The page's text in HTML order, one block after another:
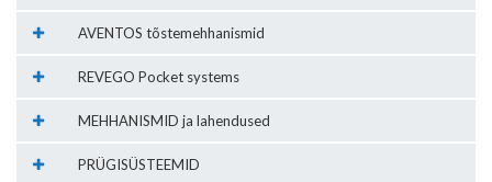
AVENTOS tõstemehhanismid
REVEGO Pocket systems
MEHHANISMID ja lahendused
PRÜGISÜSTEEMID